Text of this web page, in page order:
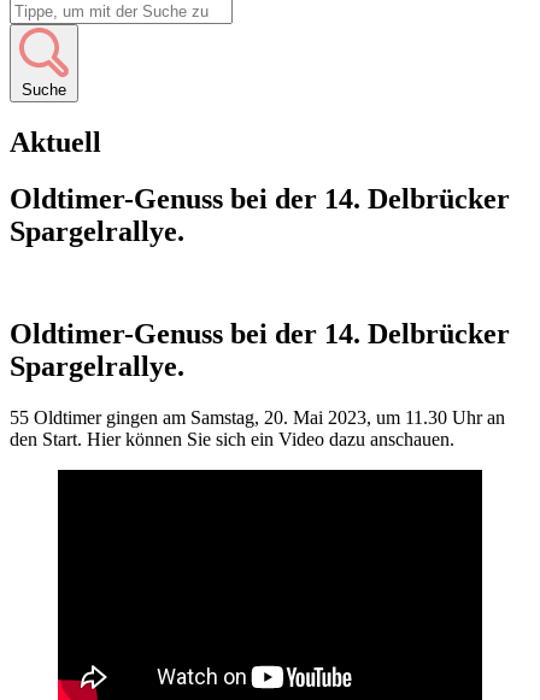
Suche
Aktuell
Oldtimer-Genuss bei der 14. Delbrücker
Spargelrallye.
Oldtimer-Genuss bei der 14. Delbrücker
Spargelrallye.
55 Oldtimer gingen am Samstag, 20. Mai 2023, um 11.30 Uhr an
den Start. Hier können Sie sich ein Video dazu anschauen.